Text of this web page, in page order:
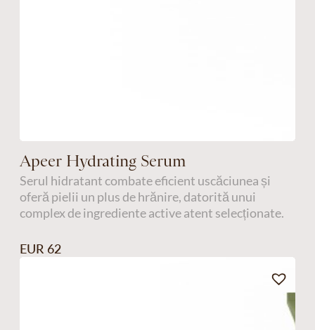
Apeer Hydrating Serum
Serul hidratant combate eficient uscăciunea și
oferă pielii un plus de hrănire, datorită unui
complex de ingrediente active atent selecționate.
EUR 62